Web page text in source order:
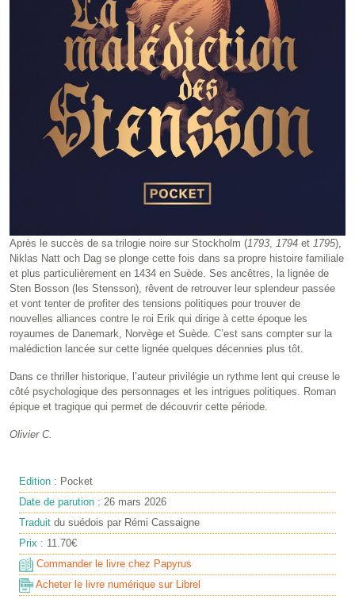
Après le succès de sa trilogie noire sur Stockholm (1793, 1794 et 1795),
Niklas Natt och Dag se plonge cette fois dans sa propre histoire familiale
et plus particulièrement en 1434 en Suède. Ses ancêtres, la lignée de
Sten Bosson (les Stensson), rêvent de retrouver leur splendeur passée
et vont tenter de profiter des tensions politiques pour trouver de
nouvelles alliances contre le roi Erik qui dirige à cette époque les
royaumes de Danemark, Norvège et Suède. C’est sans compter sur la
malédiction lancée sur cette lignée quelques décennies plus tôt.
Dans ce thriller historique, l’auteur privilégie un rythme lent qui creuse le
côté psychologique des personnages et les intrigues politiques. Roman
épique et tragique qui permet de découvrir cette période.
Olivier C.
Edition : Pocket
Date de parution : 26 mars 2026
Traduit du suédois par Rémi Cassaigne
Prix : 11.70€
Commander le livre chez Papyrus
Acheter le livre numérique sur Librel